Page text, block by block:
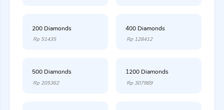
200 Diamonds
Rp 51435
400 Diamonds
Rp 128412
500 Diamonds
Rp 205362
1200 Diamonds
Rp 307989